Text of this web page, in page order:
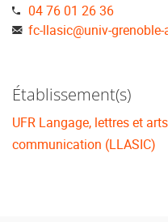
04 76 01 26 36
fc-llasic@univ-
Établissement(s)
UFR Langage, lettres et
communication (LLASIC)